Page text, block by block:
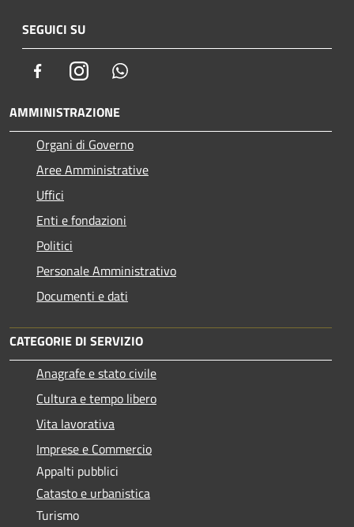
SEGUICI SU
FacebookInstagram
AMMINISTRAZIONE
Organi di Governo
Aree Amministrative
Uffici
Enti e fondazioni
Politici
Personale Amministrativo
Documenti e dati
CATEGORIE DI SERVIZIO
Anagrafe e stato civile
Cultura e tempo libero
Vita lavorativa
Imprese e Commercio
Appalti pubblici
Catasto e urbanistica
Turismo